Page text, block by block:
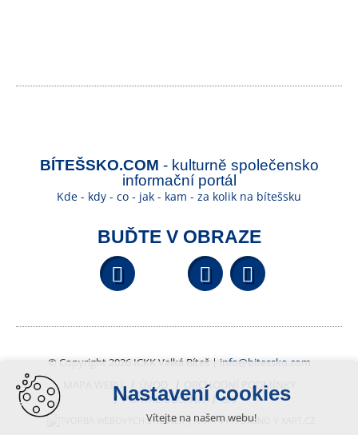
BÍTEŠSKO.COM - kulturně společensko
informační portál
Kde - kdy - co - jak - kam - za kolik na bítešsku
BUĎTE V OBRAZE
Facebook YouTube
© Copyright 2026 ICKK Velká Bíteš | info@bitessko.com
MAPA WEBU
ÚVOD
OBCHODNÍ PODMÍNKY
PORTÁL OBČANA
GIS
VYTVOŘENO V XART.CZ
Nastavení cookies
Vítejte na našem webu!